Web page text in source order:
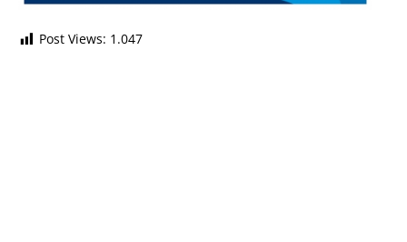
Post Views: 1.047